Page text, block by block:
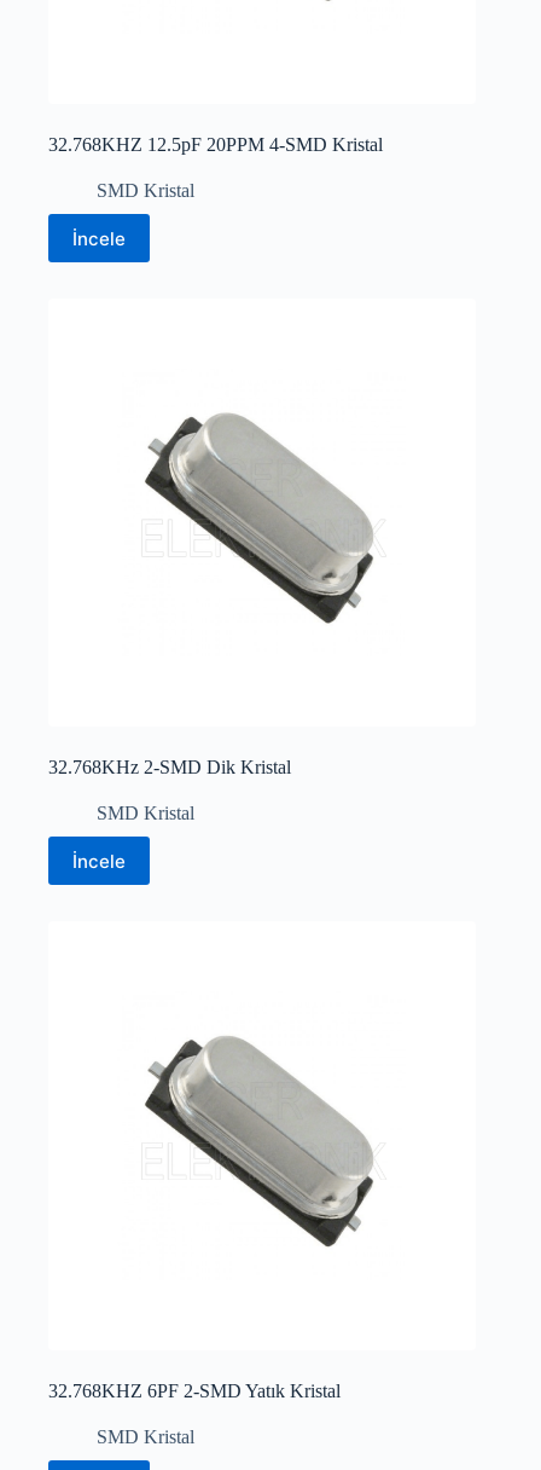
32.768KHZ 12.5pF 20PPM 4-SMD Kristal
SMD Kristal
İncele
32.768KHz 2-SMD Dik Kristal
SMD Kristal
İncele
32.768KHZ 6PF 2-SMD Yatık Kristal
SMD Kristal